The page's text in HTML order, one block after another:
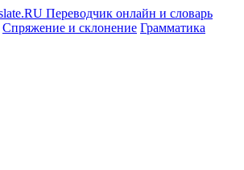
Спряжение и склонение Грамматика